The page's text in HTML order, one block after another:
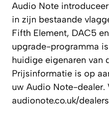
Audio Note
in zijn bestaande
Fifth Element, DAC5
upgrade-programma
huidige eigenaren van
Prijsinformatie is op
uw Audio Note-dealer.
audionote.co.uk/